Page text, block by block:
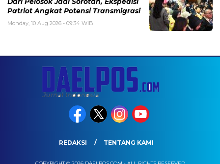
Patriot Angkat Potensi Transmigrasi
Monday, 10 Aug 2026 - 09:34 WIB
REDAKSI TENTANG KAMI